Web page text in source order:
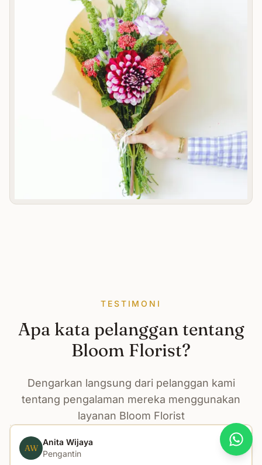
TESTIMONI
Apa kata pelanggan tentang
Bloom Florist?
Dengarkan langsung dari pelanggan kami
tentang pengalaman mereka menggunakan
layanan Bloom Florist
AW
Anita Wijaya
Pengantin